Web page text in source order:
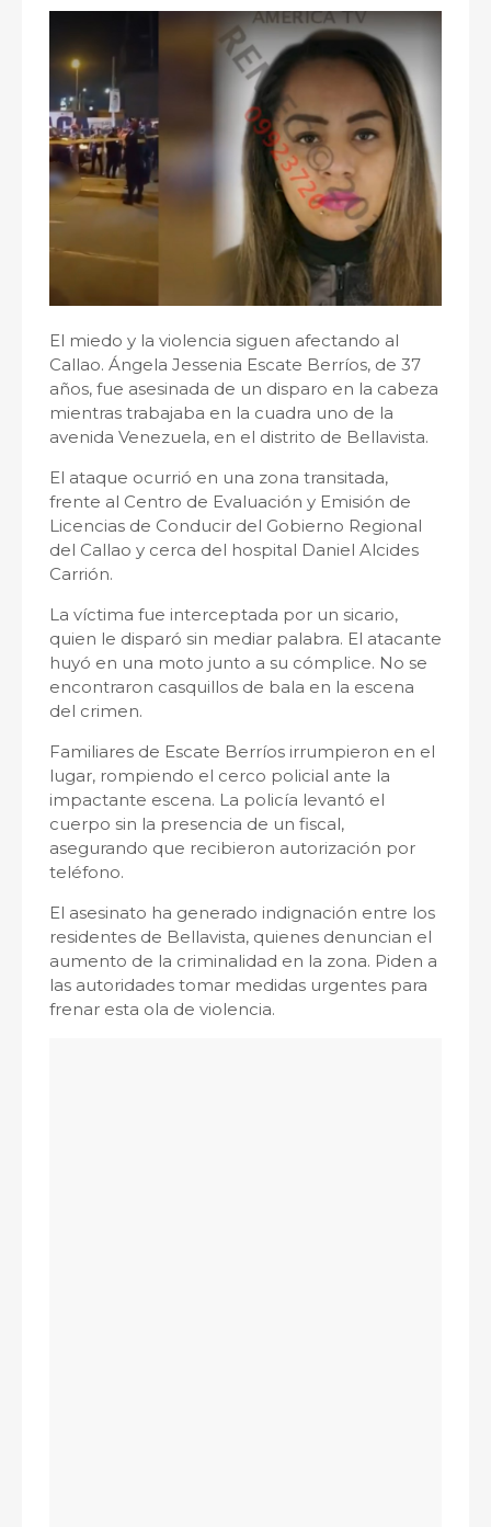
El miedo y la violencia siguen afectando al
Callao. Ángela Jessenia Escate Berríos, de 37
años, fue asesinada de un disparo en la cabeza
mientras trabajaba en la cuadra uno de la
avenida Venezuela, en el distrito de Bellavista.
El ataque ocurrió en una zona transitada,
frente al Centro de Evaluación y Emisión de
Licencias de Conducir del Gobierno Regional
del Callao y cerca del hospital Daniel Alcides
Carrión.
La víctima fue interceptada por un sicario,
quien le disparó sin mediar palabra. El atacante
huyó en una moto junto a su cómplice. No se
encontraron casquillos de bala en la escena
del crimen.
Familiares de Escate Berríos irrumpieron en el
lugar, rompiendo el cerco policial ante la
impactante escena. La policía levantó el
cuerpo sin la presencia de un fiscal,
asegurando que recibieron autorización por
teléfono.
El asesinato ha generado indignación entre los
residentes de Bellavista, quienes denuncian el
aumento de la criminalidad en la zona. Piden a
las autoridades tomar medidas urgentes para
frenar esta ola de violencia.